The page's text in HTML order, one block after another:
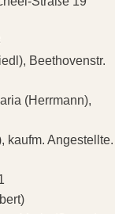
Beethovenstr.
(Herrmann),
kaufm. Angestellte.